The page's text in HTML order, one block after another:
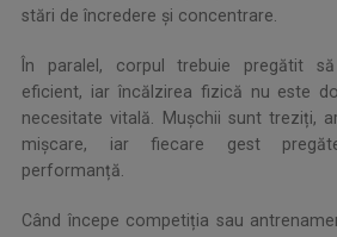
stări de încredere și concentrare.
În paralel, corpul trebuie pregătit
eficient, iar încălzirea fizică nu este
necesitate vitală. Mușchii sunt treziți,
mișcare, iar fiecare gest
performanță.
Când începe competiția sau